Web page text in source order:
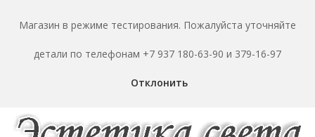
Магазин в режиме тестирования. Пожалуйста уточняйте
детали по телефонам +7 937 180-63-90 и 379-16-97
Отклонить